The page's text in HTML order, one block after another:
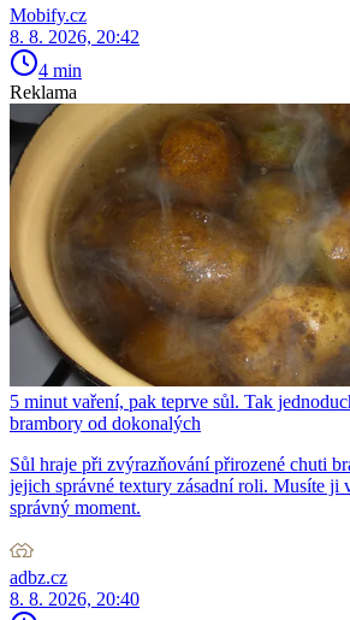
Mobify.cz
8. 8. 2026, 20:42
4 min
Reklama
5 minut vaření, pak teprve sůl. Tak
brambory od dokonalých
Sůl hraje při zvýrazňování přirozené chuti
jejich správné textury zásadní roli. Musíte ji
správný moment.
adbz.cz
8. 8. 2026, 20:40